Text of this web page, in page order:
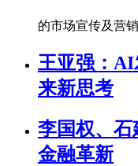
的市场宣传及营销
王亚强：AI
来新思考
李国权、石
金融革新